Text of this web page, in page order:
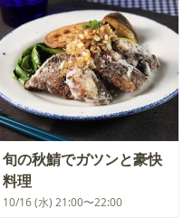
旬の秋鯖でガツンと豪快
料理
10/16 (水) 21:00〜22:00